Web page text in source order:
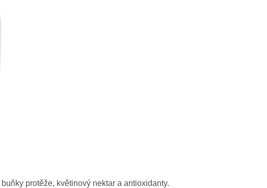
protěže, květinový nektar a antioxidanty.